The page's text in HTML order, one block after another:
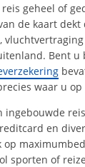
geheel of
de kaart dekt
Bent u
waar u
ingebouwde
en
op
sporten of